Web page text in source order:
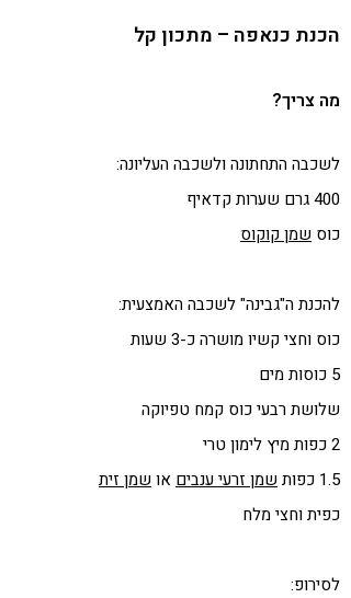
הכנת כנאפה – מתכון קל
מה צריך?
לשכבה התחתונה ולשכבה העליונה:
400 גרם שערות קדאיף
כוס שמן קוקוס
להכנת ה"גבינה" לשכבה האמצעית:
כוס וחצי קשיו מושרה כ-3 שעות
5 כוסות מים
שלושת רבעי כוס קמח טפיוקה
2 כפות מיץ לימון טרי
1.5 כפות
שמן זרעי ענבים או שמן זית
כפית וחצי מלח
לסירופ: